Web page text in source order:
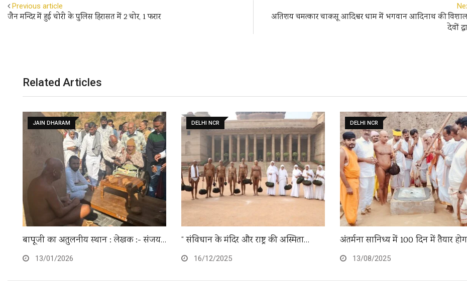
Previous article
जैन मन्दिर में हुई चोरी के पुलिस हिरासत में 2 चोर, 1 फरार
अतिशय चमत्कार चाकसू आदिश्वर धाम में भगवान आदिनाथ की विशाल
देवों
Related Articles
JAIN DHARAM
बापूजी का अतुलनीय स्थान : लेखक :- संजय…
13/01/2026
DELHI NCR
“ संविधान के मंदिर और राष्ट्र की अस्मिता…
16/12/2025
DELHI NCR
अंतर्मना सानिध्य में 100 दिन में तैयार
13/08/2025